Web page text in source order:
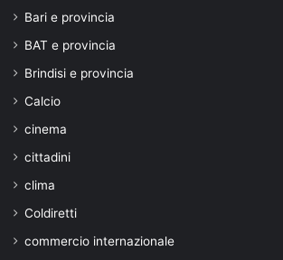
Bari e provincia
BAT e provincia
Brindisi e provincia
Calcio
cinema
cittadini
clima
Coldiretti
commercio internazionale